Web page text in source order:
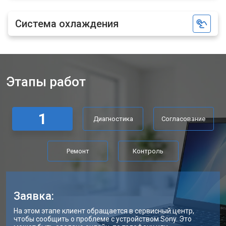
Ремонт петель ноутбука Sony Заказать
Система охлаждения
Этапы работ
1 Диагностика Согласование
Ремонт Контроль
Заявка:
На этом этапе клиент обращается в сервисный центр,
чтобы сообщить о проблеме с устройством Sony. Это